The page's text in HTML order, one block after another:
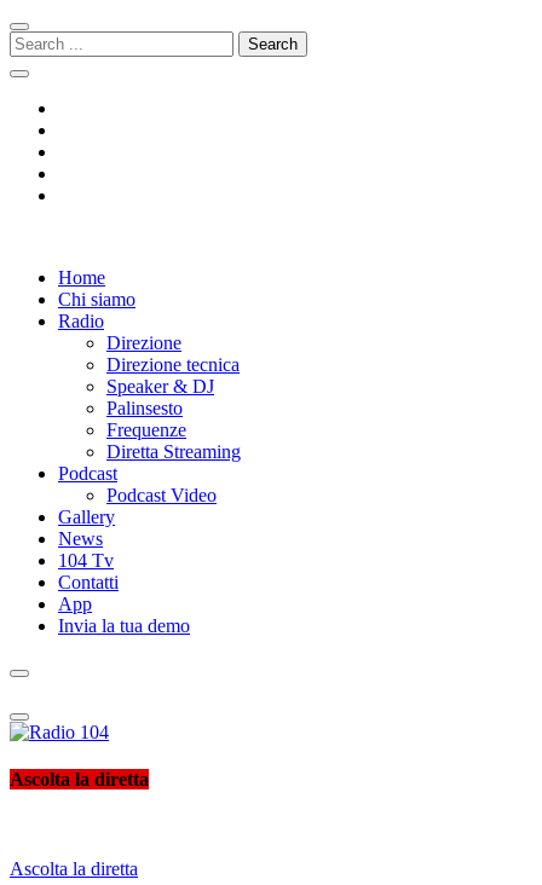
Skip
to
navigation
Skip
to
content
Search
for:
Radio 104
Like It !Home
Chi siamo
Radio
Direzione
Direzione tecnica
Speaker & DJ
Palinsesto
Frequenze
Diretta Streaming
Podcast
Podcast Video
Gallery
News
104 Tv
Contatti
App
Invia la tua demo
Radio 104
Like It !
Ascolta la diretta
Ascolta la diretta